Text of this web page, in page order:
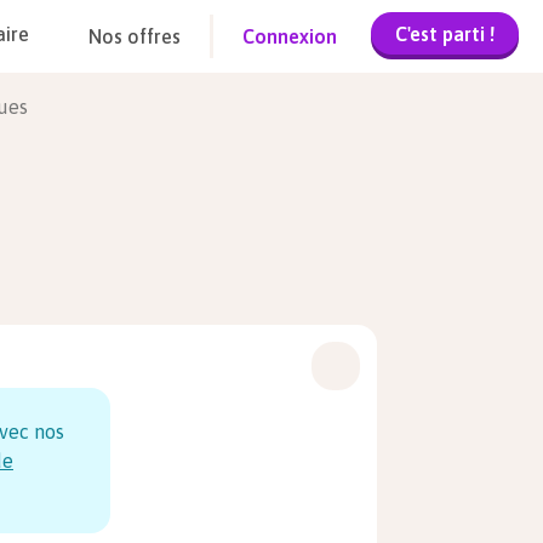
Nos offres Connexion C'est parti !
nos